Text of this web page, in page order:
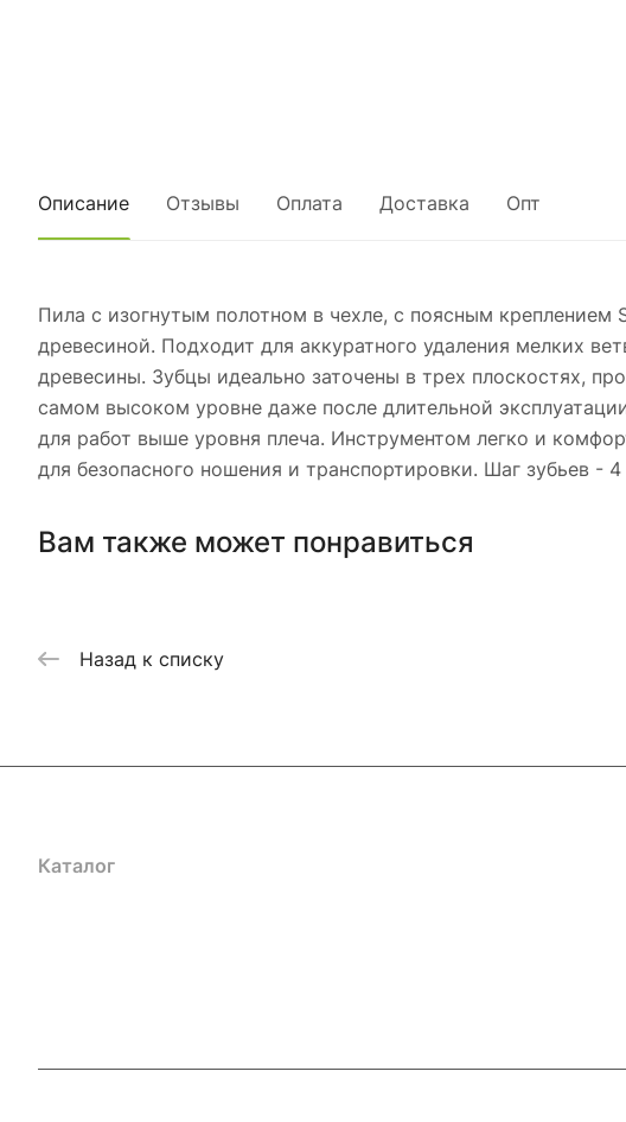
Описание Отзывы Оплата Доставка Опт
Пила с изогнутым полотном в чехле, с поясным
древесиной. Подходит для аккуратного удаления мелких
древесины. Зубцы идеально заточены в трех плоскостях,
самом высоком уровне даже после длительной
для работ выше уровня плеча. Инструментом легко и
для безопасного ношения и транспортировки. Шаг зубьев -
Вам также может понравиться
Назад к списку
Каталог